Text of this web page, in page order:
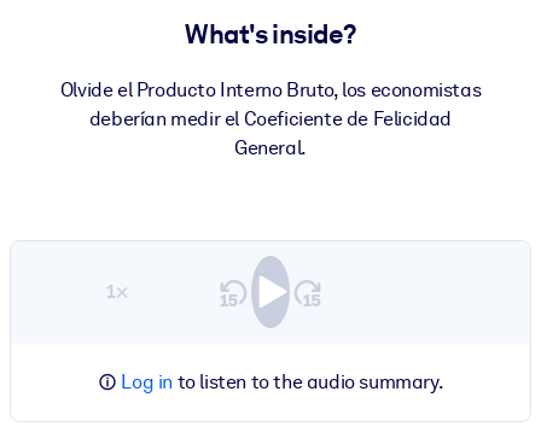
Fuel your AI systems with reliable, structured knowledge to
What's inside?
Olvide el Producto Interno Bruto, los economistas
deberían medir el Coeficiente de Felicidad
General.
1×
Log in to listen to the audio summary.